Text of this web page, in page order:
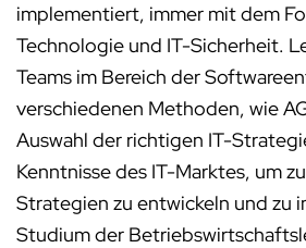
implementiert, immer mit dem
Technologie und IT-Sicherheit.
Teams im Bereich der
verschiedenen Methoden, wie
Auswahl der richtigen IT-
Kenntnisse des IT-Marktes, um
Strategien zu entwickeln und zu
Studium der